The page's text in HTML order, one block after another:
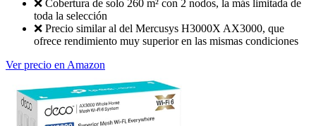
❌ Cobertura de solo 260 m² con 2 nodos, la más limitada de
toda la selección
❌ Precio similar al del Mercusys H3000X AX3000, que
ofrece rendimiento muy superior en las mismas condiciones
Ver precio en Amazon